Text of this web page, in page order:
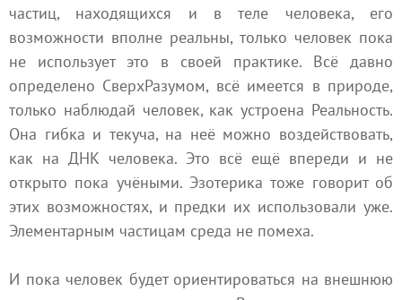
частиц, находящихся и в теле человека, его
возможности вполне реальны, только человек пока
не использует это в своей практике. Всё давно
определено СверхРазумом, всё имеется в природе,
только наблюдай человек, как устроена Реальность.
Она гибка и текуча, на неё можно воздействовать,
как на ДНК человека. Это всё ещё впереди и не
открыто пока учёными. Эзотерика тоже говорит об
этих возможностях, и предки их использовали уже.
Элементарным частицам среда не помеха.
И пока человек будет ориентироваться на внешнюю